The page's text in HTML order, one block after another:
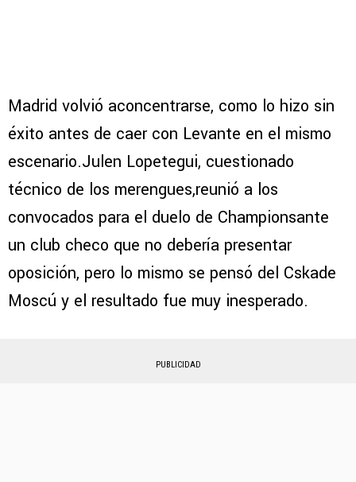
Madrid volvió aconcentrarse, como lo hizo sin
éxito antes de caer con Levante en el mismo
escenario.Julen Lopetegui, cuestionado
técnico de los merengues,reunió a los
convocados para el duelo de Championsante
un club checo que no debería presentar
oposición, pero lo mismo se pensó del Cskade
Moscú y el resultado fue muy inesperado.
PUBLICIDAD